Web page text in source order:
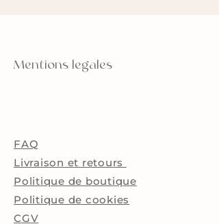
Mentions legales
FAQ
Livraison et retours
Politique de boutique
Politique de cookies
CGV